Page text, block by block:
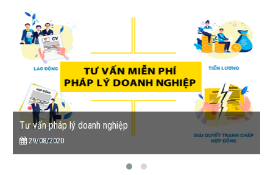
Tư vấn pháp lý doanh nghiệp
29/08/2020